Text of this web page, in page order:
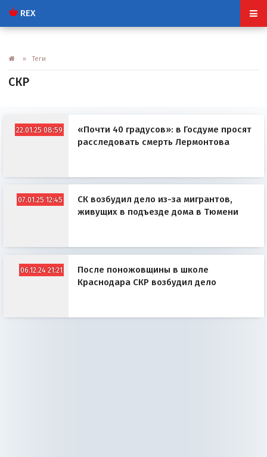
REX
» Теги
СКР
22.01.25 08:59
«Почти 40 градусов»: в Госдуме просят
расследовать смерть Лермонтова
07.01.25 12:45
СК возбудил дело из-за мигрантов,
живущих в подъезде дома в Тюмени
06.12.24 21:21
После поножовщины в школе
Краснодара СКР возбудил дело